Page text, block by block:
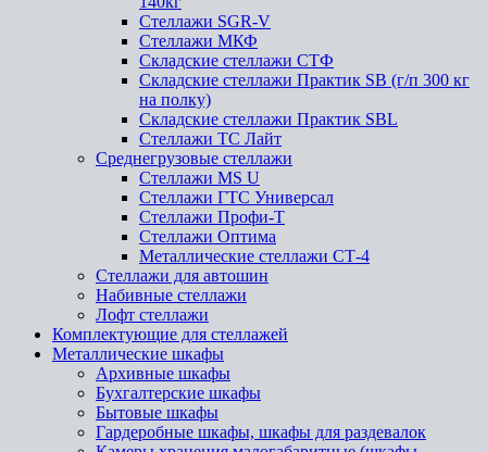
Стеллажи SGR-V
Стеллажи МКФ
Складские стеллажи СТФ
Складские стеллажи Практик SB (г/п 300 кг
на полку)
Складские стеллажи Практик SBL
Стеллажи ТС Лайт
Среднегрузовые стеллажи
Стеллажи MS U
Стеллажи ГТС Универсал
Стеллажи Профи-Т
Стеллажи Оптима
Металлические стеллажи СТ-4
Стеллажи для автошин
Набивные стеллажи
Лофт стеллажи
Комплектующие для стеллажей
Металлические шкафы
Архивные шкафы
Бухгалтерские шкафы
Бытовые шкафы
Гардеробные шкафы, шкафы для раздевалок